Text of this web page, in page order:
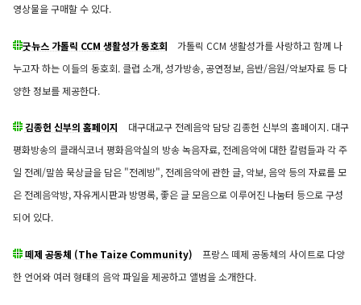
영상물을 구매할 수 있다.
굿뉴스 가톨릭 CCM 생활성가 동호회 가톨릭 CCM 생활성가를 사랑하고 함께 나
누고자 하는 이들의 동호회. 클럽 소개, 성가방송, 공연정보, 음반/음원/악보자료 등 다
양한 정보를 제공한다.
김종헌 신부의 홈페이지
대구대교구 전례음악 담당 김종헌 신부의 홈페이지. 대구
평화방송의 클래식코너 평화음악실의 방송 녹음자료, 전례음악에 대한 칼럼들과 각 주
일 전례/말씀 묵상글을 담은 "전례방", 전례음악에 관한 글, 악보, 음악 등의 자료를 모
은 전례음악방, 자유게시판과 방명록, 좋은 글 모음으로 이루어진 나눔터 등으로 구성
되어 있다.
떼제 공동체 (The Taize Community) 프랑스 떼제 공동체의 사이트로 다양
한 언어와 여러 형태의 음악 파일을 제공하고 앨범을 소개한다.